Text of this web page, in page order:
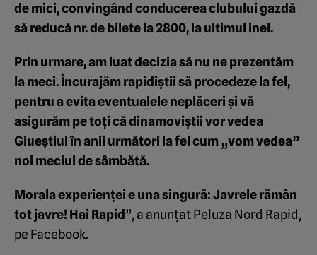
de mici, convingând conducerea clubului gazdă
să reducă nr. de bilete la 2800, la ultimul inel.
Prin urmare, am luat decizia să nu ne prezentăm
la meci. Încurajăm rapidiștii să procedeze la fel,
pentru a evita eventualele neplăceri și vă
asigurăm pe toți că dinamoviștii vor vedea
Giueștiul în anii următori la fel cum „vom vedea”
noi meciul de sâmbătă.
Morala experienței e una singură: Javrele rămân
tot javre! Hai Rapid ”, a anunțat Peluza Nord Rapid,
pe Facebook.